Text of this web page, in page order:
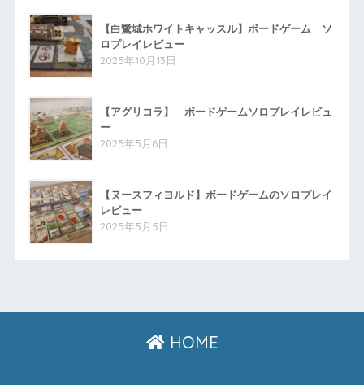
【白鷺城ホワイトキャッスル】ボードゲーム ソ
ロプレイレビュー
2025年10月13日
【アグリコラ】 ボードゲームソロプレイレビュ
ー
2025年5月6日
【ヌースフィヨルド】ボードゲームのソロプレイ
レビュー
2025年5月5日
HOME